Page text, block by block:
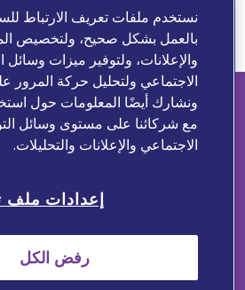
Characteristics - Cardura XL
Medical Information
نستخدم ملفات تعريف الارتباط
بالعمل بشكل صحيح، ولتخصيص
والإعلانات، ولتوفير ميزات وسائل
الاجتماعي ولتحليل حركة المرور
ونشارك أيضًا المعلومات حول
مع شركائنا على مستوى وسائل
الاجتماعي والإعلانات والتحليلات.
إعدادات ملف
رفض الكل